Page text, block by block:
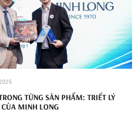
TỪNG SẢN PHẨM: TRIẾT LÝ
MINH LONG